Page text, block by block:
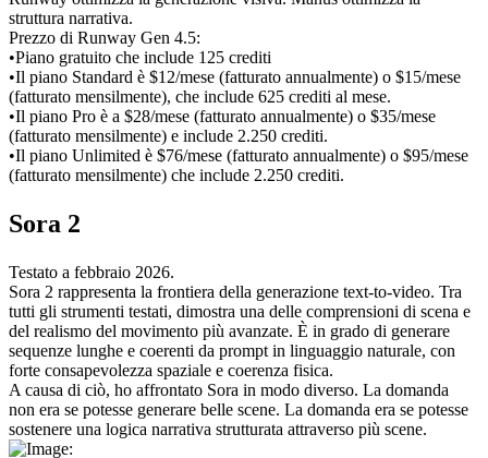
struttura narrativa.
Prezzo di Runway Gen 4.5:
•Piano gratuito che include 125 crediti
•Il piano Standard è $12/mese (fatturato annualmente) o $15/mese
(fatturato mensilmente), che include 625 crediti al mese.
•Il piano Pro è a $28/mese (fatturato annualmente) o $35/mese
(fatturato mensilmente) e include 2.250 crediti.
•Il piano Unlimited è $76/mese (fatturato annualmente) o $95/mese
(fatturato mensilmente) che include 2.250 crediti.
Sora 2
Testato a febbraio 2026.
Sora 2 rappresenta la frontiera della generazione text-to-video. Tra
tutti gli strumenti testati, dimostra una delle comprensioni di scena e
del realismo del movimento più avanzate. È in grado di generare
sequenze lunghe e coerenti da prompt in linguaggio naturale, con
forte consapevolezza spaziale e coerenza fisica.
A causa di ciò, ho affrontato Sora in modo diverso. La domanda
non era se potesse generare belle scene. La domanda era se potesse
sostenere una logica narrativa strutturata attraverso più scene.